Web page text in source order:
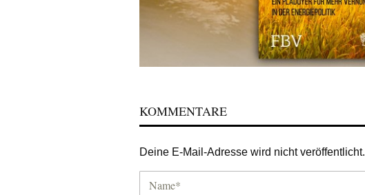
KOMMENTARE
Deine E-Mail-Adresse wird nicht veröffentlicht.